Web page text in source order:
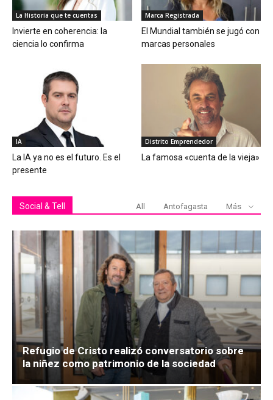
La Historia que te cuentas
Invierte en coherencia: la
ciencia lo confirma
Marca Registrada
El Mundial también se jugó con
marcas personales
IA
La IA ya no es el futuro. Es el
presente
Distrito Emprendedor
La famosa «cuenta de la vieja»
Social & Tell All Antofagasta Más
Refugio de Cristo realizó conversatorio sobre
la niñez como patrimonio de la sociedad